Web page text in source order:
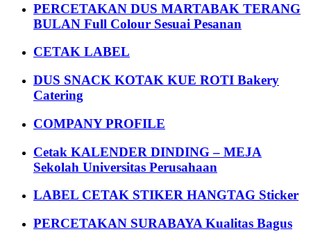
PERCETAKAN DUS MARTABAK TERANG
BULAN Full Colour Sesuai Pesanan
CETAK LABEL
DUS SNACK KOTAK KUE ROTI Bakery
Catering
COMPANY PROFILE
Cetak KALENDER DINDING – MEJA
Sekolah Universitas Perusahaan
LABEL CETAK STIKER HANGTAG Sticker
PERCETAKAN SURABAYA Kualitas Bagus